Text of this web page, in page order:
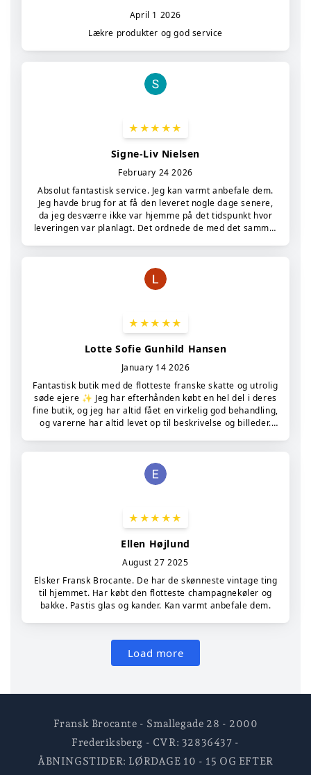
Fransk Brocante - Smallegade 28 - 2000
Frederiksberg - CVR: 32836437 -
ÅBNINGSTIDER: LØRDAGE 10 - 15 OG EFTER